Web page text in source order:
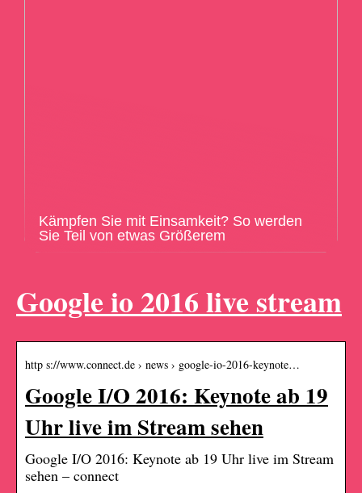
Kämpfen Sie mit Einsamkeit? So werden
Sie Teil von etwas Größerem
Google io 2016 live stream
http s://www.connect.de › news › google-io-2016-keynote…
Google I/O 2016: Keynote ab 19
Uhr live im Stream sehen
Google I/O 2016: Keynote ab 19 Uhr live im Stream
sehen – connect